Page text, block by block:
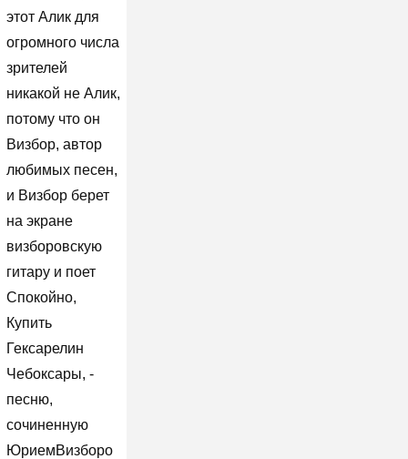
этот Алик для
огромного числа
зрителей
никакой не Алик,
потому что он
Визбор, автор
любимых песен,
и Визбор берет
на экране
визборовскую
гитару и поет
Спокойно,
Купить
Гексарелин
Чебоксары, -
песню,
сочиненную
ЮриемВизборо